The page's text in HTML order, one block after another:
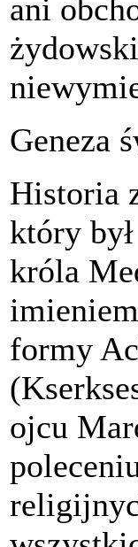
ani
Geneza
Historia
który
króla
formy
ojcu